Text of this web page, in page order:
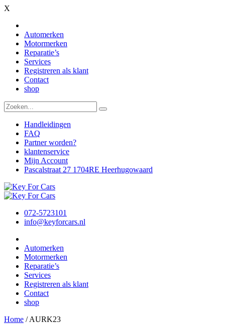
X
Automerken
Motormerken
Reparatie’s
Services
Registreren als klant
Contact
shop
Handleidingen
FAQ
Partner worden?
klantenservice
Mijn Account
Pascalstraat 27 1704RE Heerhugowaard
072-5723101
info@keyforcars.nl
Automerken
Motormerken
Reparatie’s
Services
Registreren als klant
Contact
shop
Home /AURK23